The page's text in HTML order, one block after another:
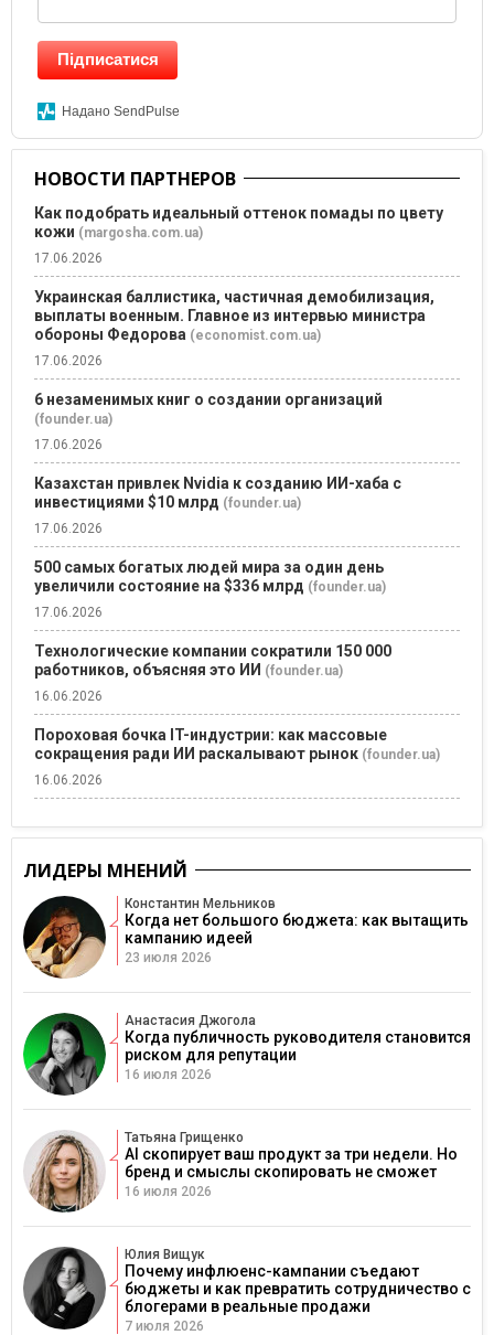
Підписатися
Надано SendPulse
НОВОСТИ ПАРТНЕРОВ
Как подобрать идеальный оттенок помады по цвету
кожи (margosha.com.ua)
17.06.2026
Украинская баллистика, частичная демобилизация,
выплаты военным. Главное из интервью министра
обороны Федорова (economist.com.ua)
17.06.2026
6 незаменимых книг о создании организаций
(founder.ua)
17.06.2026
Казахстан привлек Nvidia к созданию ИИ-хаба с
инвестициями $10 млрд (founder.ua)
17.06.2026
500 самых богатых людей мира за один день
увеличили состояние на $336 млрд (founder.ua)
17.06.2026
Технологические компании сократили 150 000
работников, объясняя это ИИ (founder.ua)
16.06.2026
Пороховая бочка IT-индустрии: как массовые
сокращения ради ИИ раскалывают рынок (founder.ua)
16.06.2026
ЛИДЕРЫ МНЕНИЙ
Константин Мельников
Когда нет большого бюджета: как вытащить
кампанию идеей
23 июля 2026
Анастасия Джогола
Когда публичность руководителя становится
риском для репутации
16 июля 2026
Татьяна Грищенко
AI скопирует ваш продукт за три недели. Но
бренд и смыслы скопировать не сможет
16 июля 2026
Юлия Вищук
Почему инфлюенс-кампании съедают
бюджеты и как превратить сотрудничество с
блогерами в реальные продажи
7 июля 2026